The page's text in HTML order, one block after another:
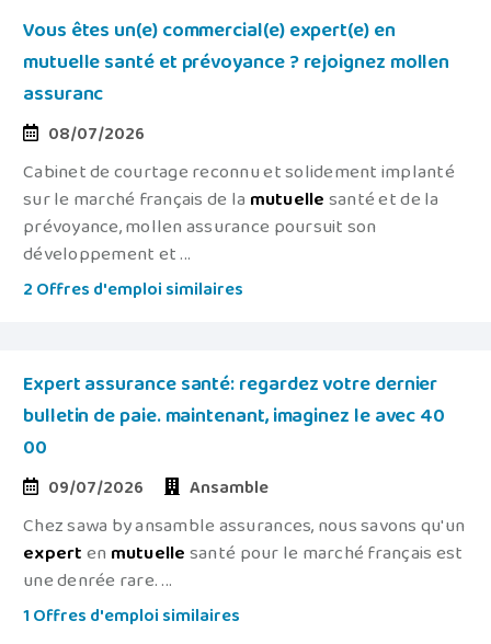
Vous êtes un(e) commercial(e) expert(e) en
mutuelle santé et prévoyance ? rejoignez mollen
assuranc
08/07/2026
Cabinet de courtage reconnu et solidement implanté
sur le marché français de la mutuellesanté et de la
prévoyance, mollen assurance poursuit son
développement et ...
2 Offres d'emploi similaires
Expert assurance santé: regardez votre dernier
bulletin de paie. maintenant, imaginez le avec 40
00
09/07/2026 Ansamble
Chez sawa by ansamble assurances, nous savons qu'un
expertenmutuellesanté pour le marché français est
une denrée rare. ...
1 Offres d'emploi similaires